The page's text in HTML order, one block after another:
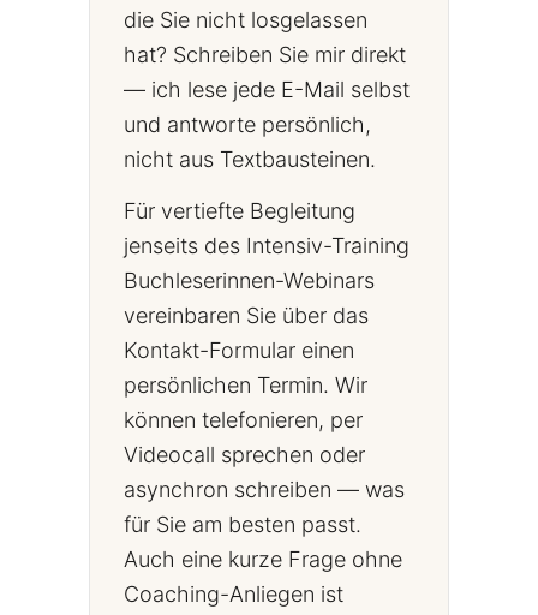
die Sie nicht losgelassen
hat? Schreiben Sie mir direkt
— ich lese jede E-Mail selbst
und antworte persönlich,
nicht aus Textbausteinen.
Für vertiefte Begleitung
jenseits des Intensiv-Training
Buchleserinnen-Webinars
vereinbaren Sie über das
Kontakt-Formular einen
persönlichen Termin. Wir
können telefonieren, per
Videocall sprechen oder
asynchron schreiben — was
für Sie am besten passt.
Auch eine kurze Frage ohne
Coaching-Anliegen ist